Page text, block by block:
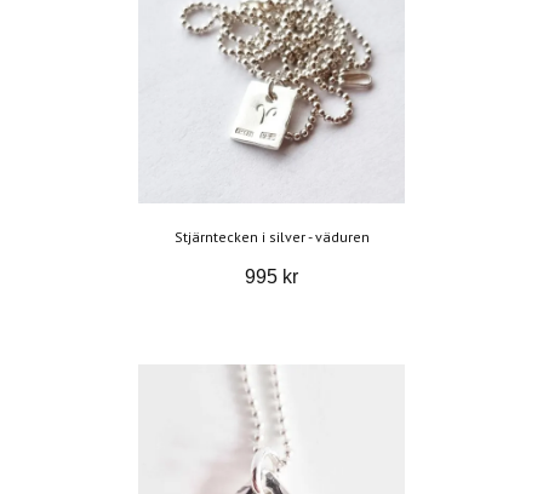
Stjärntecken i silver - väduren
995 kr